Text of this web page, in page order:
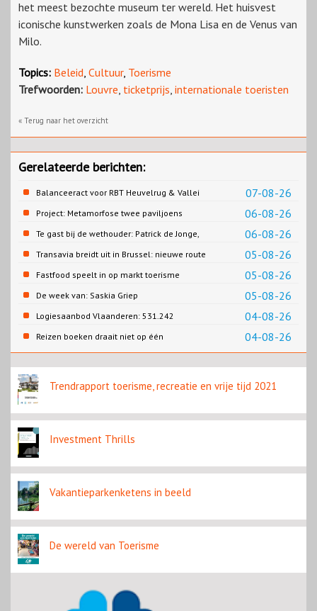
het meest bezochte museum ter wereld. Het huisvest
iconische kunstwerken zoals de Mona Lisa en de Venus van
Milo.
Topics: Beleid, Cultuur, Toerisme
Trefwoorden: Louvre, ticketprijs, internationale toeristen
« Terug naar het overzicht
Gerelateerde berichten:
07-08-26
Balanceeract voor RBT Heuvelrug & Vallei
06-08-26
Project: Metamorfose twee paviljoens
Biesbosch MuseumEiland
06-08-26
Te gast bij de wethouder: Patrick de Jonge,
Gemeente Emmen
05-08-26
Transavia breidt uit in Brussel: nieuwe route
naar Porto
05-08-26
Fastfood speelt in op markt toerisme
05-08-26
De week van: Saskia Griep
04-08-26
Logiesaanbod Vlaanderen: 531.242
slaapplaatsen
04-08-26
Reizen boeken draait niet op één
contentbron
Trendrapport toerisme, recreatie en vrije tijd 2021
Investment Thrills
Vakantieparkenketens in beeld
De wereld van Toerisme